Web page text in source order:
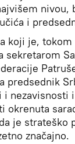
nivou,
i
koji je, tokom
sekretarom
predsednik
nezavisnosti
okrenuta
je strateško
značajno.